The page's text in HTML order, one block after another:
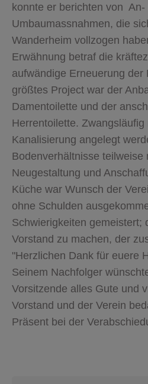
konnte er berichten von An-
Umbaumassnahmen, die
Wanderheim vollzogen
Erwähnung betraf die
aufwändige Erneuerung der
größtes Project war der
Damentoilette und der
Herrentoilette.
Kanalisierung angelegt
Bodenverhältnisse teilweise
Neugestaltung und
Küche war Wunsch der
ohne Schulden
Schwierigkeiten gemeistert;
Vorstand zu machen, der
"Herzlichen Dank für euere
Seinem Nachfolger
Vorsitzende alles Gute und
Vorstand und der Verein
Präsent bei der